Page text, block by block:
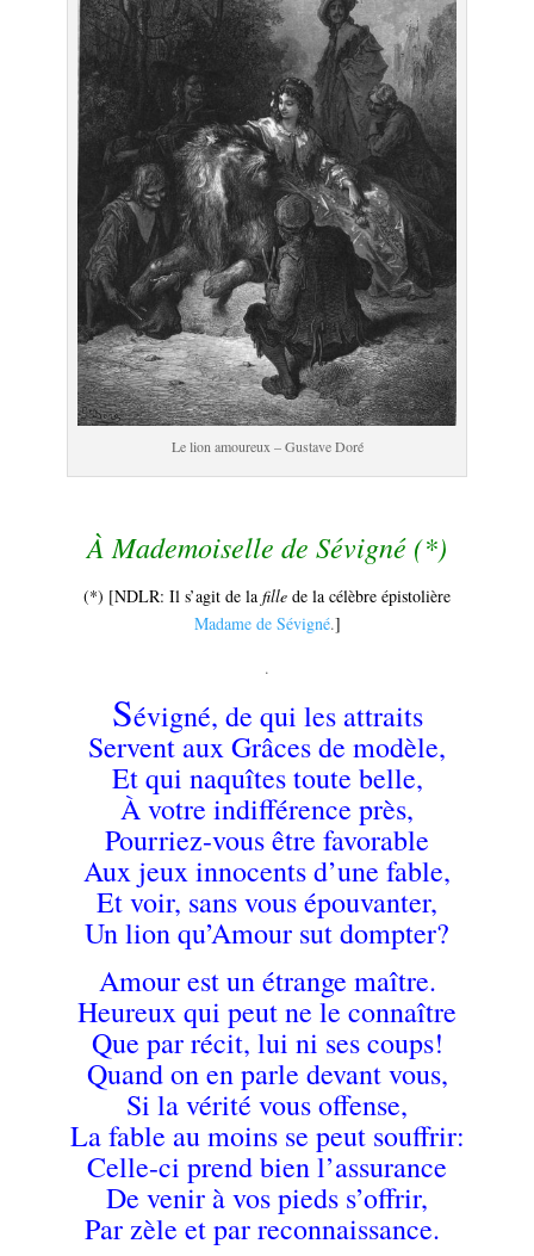
Le lion amoureux – Gustave Doré
À Mademoiselle de Sévigné (*)
(*) [NDLR: Il s’agit de la fille de la célèbre épistolière
Madame de Sévigné.]
.
Sévigné, de qui les attraits
Servent aux Grâces de modèle,
Et qui naquîtes toute belle,
À votre indifférence près,
Pourriez-vous être favorable
Aux jeux innocents d’une fable,
Et voir, sans vous épouvanter,
Un lion qu’Amour sut dompter?
Amour est un étrange maître.
Heureux qui peut ne le connaître
Que par récit, lui ni ses coups!
Quand on en parle devant vous,
Si la vérité vous offense,
La fable au moins se peut souffrir:
Celle-ci prend bien l’assurance
De venir à vos pieds s’offrir,
Par zèle et par reconnaissance.